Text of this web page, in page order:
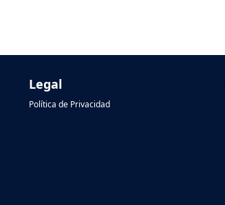
Legal
Política de Privacidad